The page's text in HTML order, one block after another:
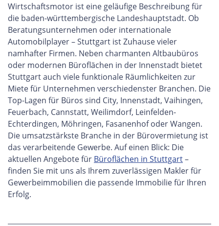
Wirtschaftsmotor ist eine geläufige Beschreibung für
die baden-württembergische Landeshauptstadt. Ob
Beratungsunternehmen oder internationale
Automobilplayer – Stuttgart ist Zuhause vieler
namhafter Firmen. Neben charmanten Altbaubüros
oder modernen Büroflächen in der Innenstadt bietet
Stuttgart auch viele funktionale Räumlichkeiten zur
Miete für Unternehmen verschiedenster Branchen. Die
Top-Lagen für Büros sind City, Innenstadt, Vaihingen,
Feuerbach, Cannstatt, Weilimdorf, Leinfelden-
Echterdingen, Möhringen, Fasanenhof oder Wangen.
Die umsatzstärkste Branche in der Bürovermietung ist
das verarbeitende Gewerbe. Auf einen Blick: Die
aktuellen Angebote für Büroflächen in Stuttgart–
finden Sie mit uns als Ihrem zuverlässigen Makler für
Gewerbeimmobilien die passende Immobilie für Ihren
Erfolg.